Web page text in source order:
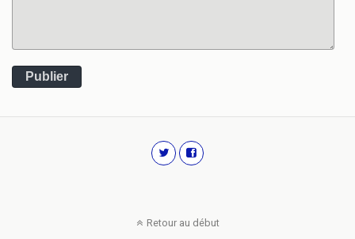
Publier
Retour au début